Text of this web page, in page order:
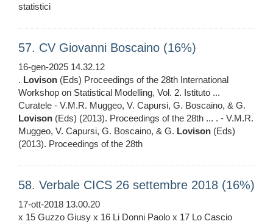
statistici
57. CV Giovanni Boscaino (16%)
16-gen-2025 14.32.12
. Lovison (Eds) Proceedings of the 28th International
Workshop on Statistical Modelling, Vol. 2. Istituto ...
Curatele - V.M.R. Muggeo, V. Capursi, G. Boscaino, & G.
Lovison (Eds) (2013). Proceedings of the 28th ... . - V.M.R.
Muggeo, V. Capursi, G. Boscaino, & G. Lovison (Eds)
(2013). Proceedings of the 28th
58. Verbale CICS 26 settembre 2018 (16%)
17-ott-2018 13.00.20
x 15 Guzzo Giusy x 16 Li Donni Paolo x 17 Lo Cascio